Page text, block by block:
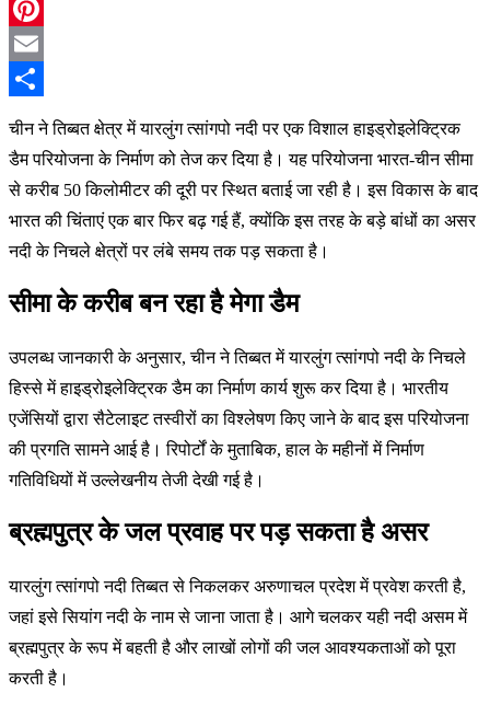
Twitter
Pinterest
Email
चीन ने तिब्बत क्षेत्र में यारलुंग त्सांगपो नदी पर एक विशाल हाइड्रोइलेक्ट्रिक
डैम परियोजना के निर्माण को तेज कर दिया है। यह परियोजना भारत-चीन सीमा
से करीब 50 किलोमीटर की दूरी पर स्थित बताई जा रही है। इस विकास के बाद
भारत की चिंताएं एक बार फिर बढ़ गई हैं, क्योंकि इस तरह के बड़े बांधों का असर
नदी के निचले क्षेत्रों पर लंबे समय तक पड़ सकता है।
सीमा के करीब बन रहा है मेगा डैम
उपलब्ध जानकारी के अनुसार, चीन ने तिब्बत में यारलुंग त्सांगपो नदी के निचले
हिस्से में हाइड्रोइलेक्ट्रिक डैम का निर्माण कार्य शुरू कर दिया है। भारतीय
एजेंसियों द्वारा सैटेलाइट तस्वीरों का विश्लेषण किए जाने के बाद इस परियोजना
की प्रगति सामने आई है। रिपोर्टों के मुताबिक, हाल के महीनों में निर्माण
गतिविधियों में उल्लेखनीय तेजी देखी गई है।
ब्रह्मपुत्र के जल प्रवाह पर पड़ सकता है असर
यारलुंग त्सांगपो नदी तिब्बत से निकलकर अरुणाचल प्रदेश में प्रवेश करती है,
जहां इसे सियांग नदी के नाम से जाना जाता है। आगे चलकर यही नदी असम में
ब्रह्मपुत्र के रूप में बहती है और लाखों लोगों की जल आवश्यकताओं को पूरा
करती है।